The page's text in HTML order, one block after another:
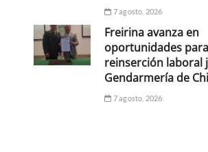
7 agosto, 2026
Freirina avanza en
oportunidades
reinserción laboral
Gendarmería de
7 agosto, 2026